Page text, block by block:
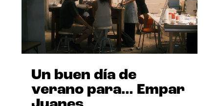
Un buen día de
verano para… Empar